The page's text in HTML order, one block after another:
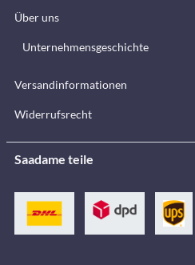
Über uns
Unternehmensgeschichte
Versandinformationen
Widerrufsrecht
Saadame teile